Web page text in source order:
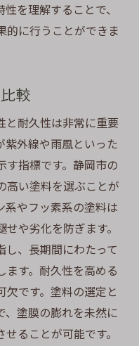
を理解することで、
的に行うことができま
較
と耐久性は非常に重要
紫外線や雨風といった
す指標です。静岡市の
高い塗料を選ぶことが
系やフッ素系の塗料は
や劣化を防ぎます。
し、長期間にわたって
す。耐久性を高める
欠です。塗料の選定と
、塗膜の膨れを未然に
ることが可能です。